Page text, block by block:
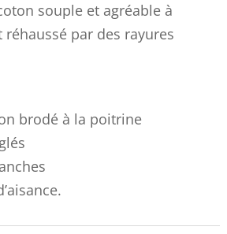
souple et agréable à
par des rayures
brodé à la poitrine